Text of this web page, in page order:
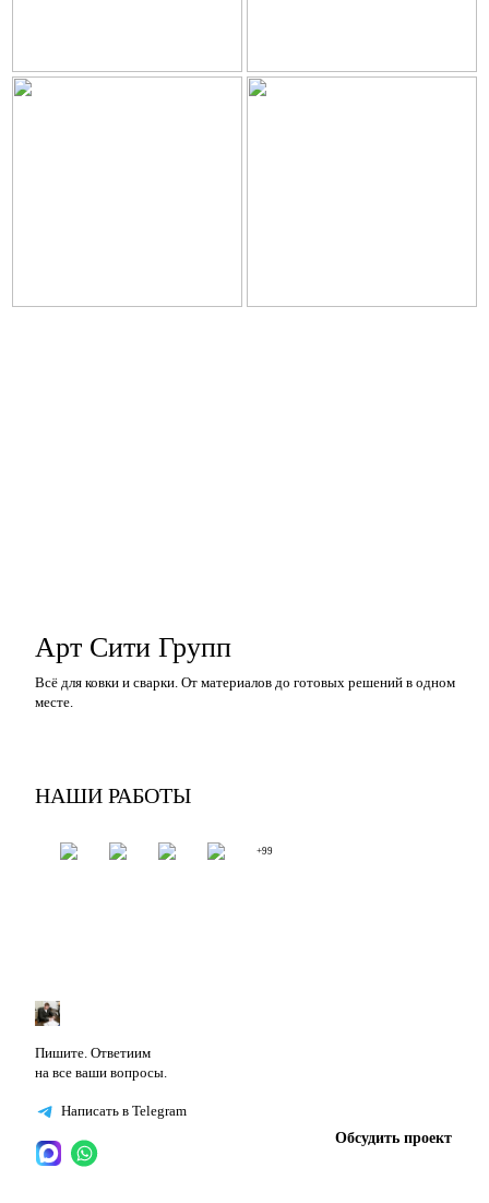
Арт Сити Групп
Всё для ковки и сварки. От материалов до готовых решений в одном
месте.
НАШИ РАБОТЫ
+99
Пишите. Ответиим
на все ваши вопросы.
Написать в Telegram
Обсудить проект